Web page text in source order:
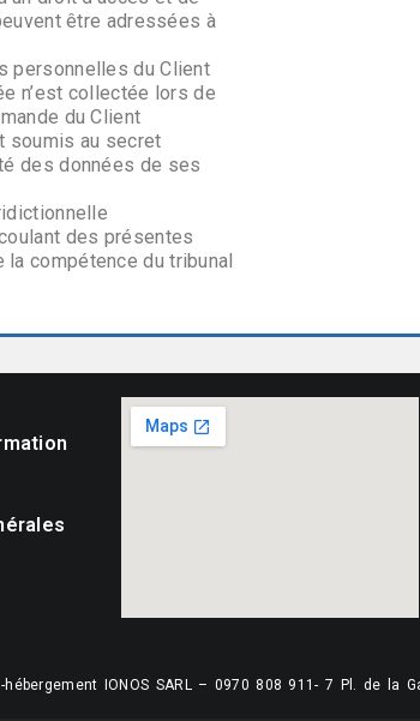
être adressées à
personnelles du Client
n’est collectée lors de
du Client
soumis au secret
des données de ses
des présentes
compétence du tribunal
IONOS SARL – 0970 808 911- 7 Pl. de la